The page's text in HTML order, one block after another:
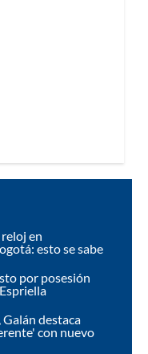
en
esto se sabe
por posesión
destaca
con nuevo